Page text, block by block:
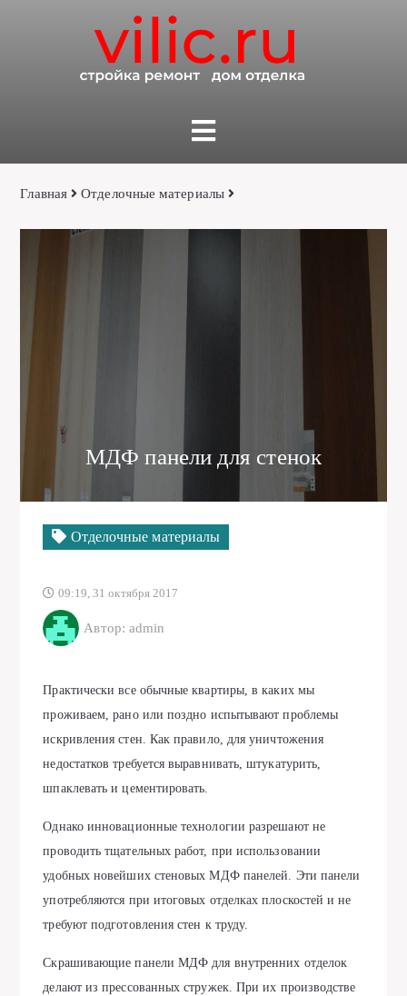
Главная Отделочные материалы
МДФ панели для стенок
Отделочные материалы
09:19, 31 октября 2017
Автор: admin
Практически все обычные квартиры, в каких мы
проживаем, рано или поздно испытывают проблемы
искривления стен. Как правило, для уничтожения
недостатков требуется выравнивать, штукатурить,
шпаклевать и цементировать.
Однако инновационные технологии разрешают не
проводить тщательных работ, при использовании
удобных новейших стеновых МДФ панелей. Эти панели
употребляются при итоговых отделках плоскостей и не
требуют подготовления стен к труду.
Скрашивающие панели МДФ для внутренних отделок
делают из прессованных стружек. При их производстве